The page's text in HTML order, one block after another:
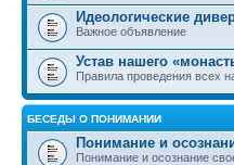
Идеологические
Важное объявление
Устав нашего
Правила проведения всех
БЕСЕДЫ О ПОНИМАНИИ
Понимание и
Понимание и осознание